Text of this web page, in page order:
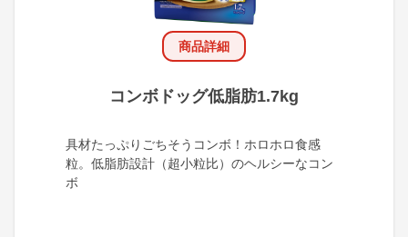
商品詳細
コンボドッグ低脂肪1.7kg
具材たっぷりごちそうコンボ！ホロホロ食感
粒。低脂肪設計（超小粒比）のヘルシーなコン
ボ